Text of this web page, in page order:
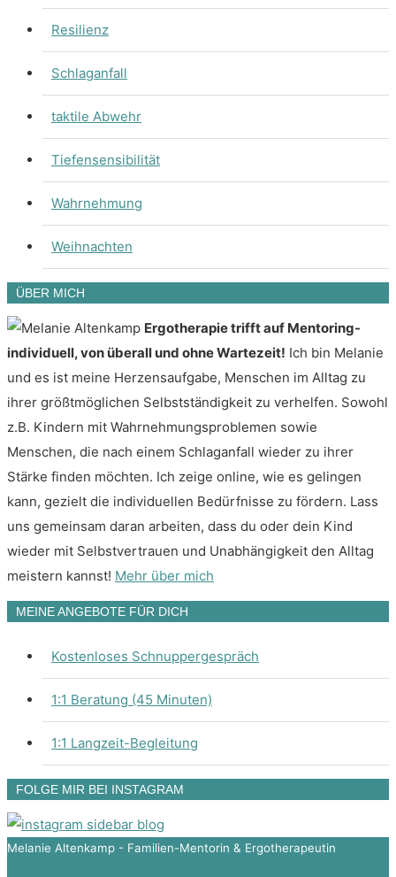
Resilienz
Schlaganfall
taktile Abwehr
Tiefensensibilität
Wahrnehmung
Weihnachten
ÜBER MICH
Ergotherapie trifft auf Mentoring-
individuell, von überall und ohne Wartezeit! Ich bin Melanie
und es ist meine Herzensaufgabe, Menschen im Alltag zu
ihrer größtmöglichen Selbstständigkeit zu verhelfen. Sowohl
z.B. Kindern mit Wahrnehmungsproblemen sowie
Menschen, die nach einem Schlaganfall wieder zu ihrer
Stärke finden möchten. Ich zeige online, wie es gelingen
kann, gezielt die individuellen Bedürfnisse zu fördern. Lass
uns gemeinsam daran arbeiten, dass du oder dein Kind
wieder mit Selbstvertrauen und Unabhängigkeit den Alltag
meistern kannst! Mehr über mich
MEINE ANGEBOTE FÜR DICH
Kostenloses Schnuppergespräch
1:1 Beratung (45 Minuten)
1:1 Langzeit-Begleitung
FOLGE MIR BEI INSTAGRAM
Melanie Altenkamp - Familien-Mentorin & Ergotherapeutin